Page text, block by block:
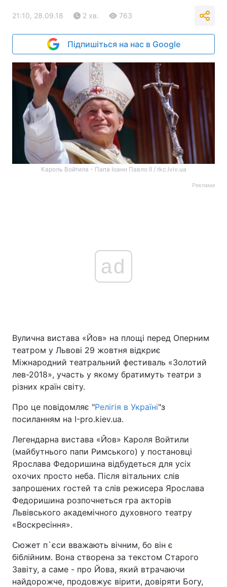
21:10, 28.09.18 2 хв. 763
Підпишіться на нас в Google
Кароль Войтила - Папа Іоанн Павло II / rkc.lviv.ua
Реклама
ad
Вулична вистава «Йов» на площі перед Оперним
театром у Львові 29 жовтня відкриє
Міжнародний театральний фестиваль «Золотий
лев-2018», участь у якому братимуть театри з
різних країн світу.
Про це повідомляє "Релігія в Україні"з
посиланням на І-pro.kiev.ua.
Легендарна вистава «Йов» Кароля Войтили
(майбутнього папи Римського) у постановці
Ярослава Федоришина відбудеться для усіх
охочих просто неба. Після вітальних слів
запрошених гостей та слів режисера Ярослава
Федоришина розпочнеться гра акторів
Львівського академічного духовного театру
«Воскресіння».
Сюжет п`єси вважають вічним, бо він є
біблійним. Вона створена за текстом Старого
Завіту, а саме - про Йова, який втрачаючи
найдорожче, продовжує вірити, довіряти Богу,